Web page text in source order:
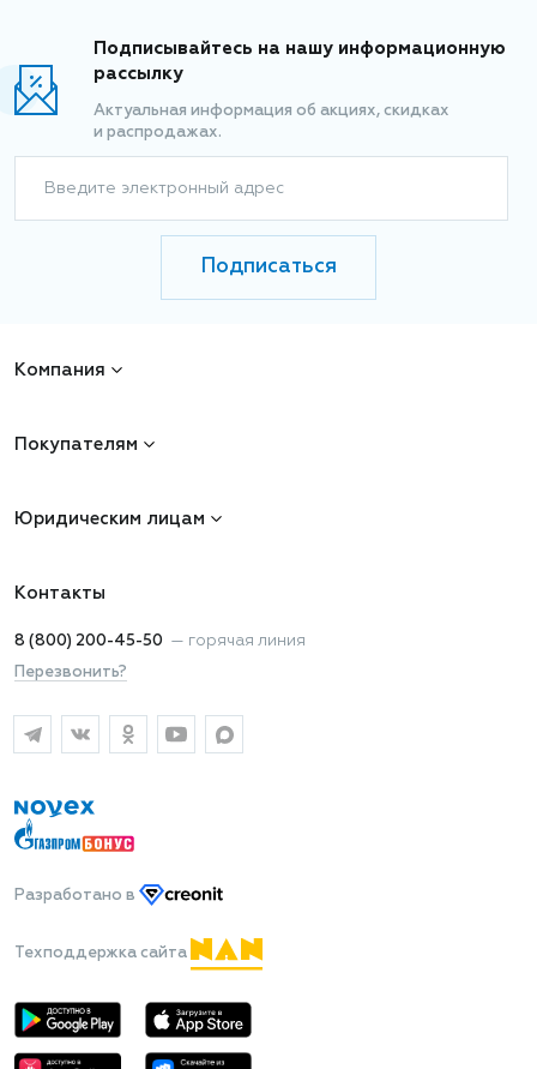
Подписывайтесь на нашу информационную
рассылку
Актуальная информация об акциях, скидках
и распродажах.
Введите электронный адрес
Подписаться
Компания
Покупателям
Юридическим лицам
Контакты
8 (800) 200-45-50 — горячая линия
Перезвонить?
Разработано в
Техподдержка сайта